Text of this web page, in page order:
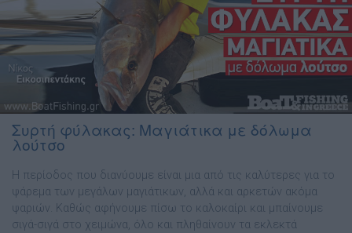
Συρτή φύλακας: Μαγιάτικα με δόλωμα
λούτσο
Η περίοδος που διανύουµε είναι µια από τις καλύτερες για το
ψάρεµα των µεγάλων µαγιάτικων, αλλά και αρκετών ακόµα
ψαριών. Καθώς αφήνουµε πίσω το καλοκαίρι και µπαίνουµε
σιγά-σιγά στο χειµώνα, όλο και πληθαίνουν τα εκλεκτά